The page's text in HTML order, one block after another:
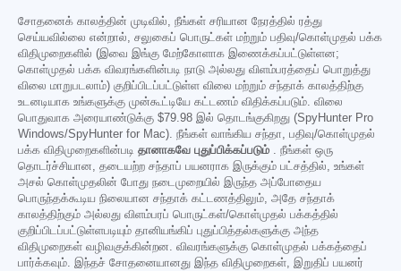
சோதனைக் காலத்தின் முடிவில், நீங்கள் சரியான நேரத்தில் ரத்து
செய்யவில்லை என்றால், சலுகைப் பொருட்கள் மற்றும் பதிவு/கொள்முதல் பக்க
விதிமுறைகளில் (இவை இங்கு மேற்கோளாக இணைக்கப்பட்டுள்ளன;
கொள்முதல் பக்க விவரங்களின்படி நாடு அல்லது விளம்பரத்தைப் பொறுத்து
விலை மாறுபடலாம்) குறிப்பிடப்பட்டுள்ள விலை மற்றும் சந்தாக் காலத்திற்கு
உடனடியாக உங்களுக்கு முன்கூட்டியே கட்டணம் விதிக்கப்படும். விலை
பொதுவாக அரையாண்டுக்கு $79.98 இல் தொடங்குகிறது (SpyHunter Pro
Windows/SpyHunter for Mac). நீங்கள் வாங்கிய சந்தா, பதிவு/கொள்முதல்
பக்க விதிமுறைகளின்படி தானாகவே புதுப்பிக்கப்படும் . நீங்கள் ஒரு
தொடர்ச்சியான, தடையற்ற சந்தாப் பயனராக இருக்கும் பட்சத்தில், உங்கள்
அசல் கொள்முதலின் போது நடைமுறையில் இருந்த அப்போதைய
பொருந்தக்கூடிய நிலையான சந்தாக் கட்டணத்திலும், அதே சந்தாக்
காலத்திற்கும் அல்லது விளம்பரப் பொருட்கள்/கொள்முதல் பக்கத்தில்
குறிப்பிடப்பட்டுள்ளபடியும் தானியங்கிப் புதுப்பித்தல்களுக்கு அந்த
விதிமுறைகள் வழிவகுக்கின்றன. விவரங்களுக்கு கொள்முதல் பக்கத்தைப்
பார்க்கவும். இந்தச் சோதனையானது இந்த விதிமுறைகள், இறுதிப் பயனர்